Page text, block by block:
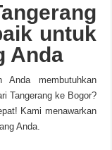
untuk
Anda
Anda membutuhkan
Tangerang ke Bogor?
Kami menawarkan
Anda.